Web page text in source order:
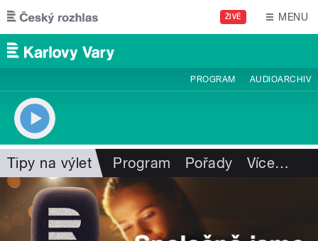
Přejít k hlavnímu obsahu
ŽIVĚ MENU
PROGRAM AUDIOARCHIV
Tipy na výlet Program Pořady Více…